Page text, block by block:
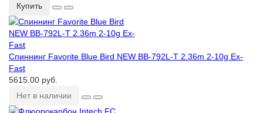
Купить
Спиннинг Favorite Blue Bird NEW BB-792L-T 2.36m 2-10g Ex-
Fast
5615.00 руб.
Нет в наличии